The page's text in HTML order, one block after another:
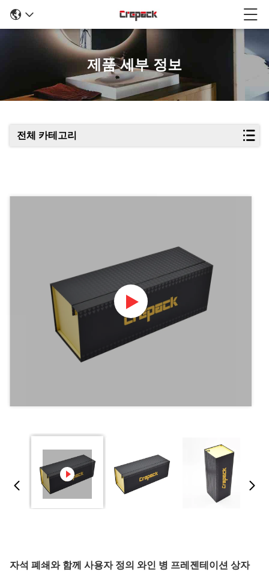
제품 세부 정보
전체 카테고리
자석 폐쇄와 함께 사용자 정의 와인 병 프레젠테이션 상자